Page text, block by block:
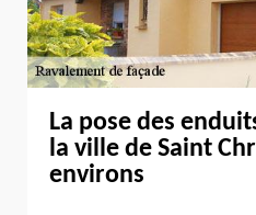
La pose des
la ville de Saint
environs